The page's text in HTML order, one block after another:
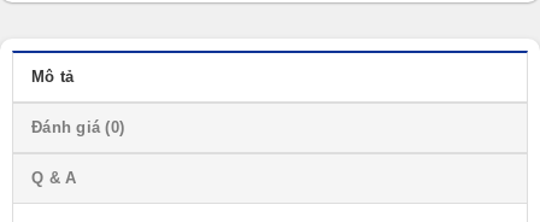
Mô tả
Đánh giá (0)
Q & A